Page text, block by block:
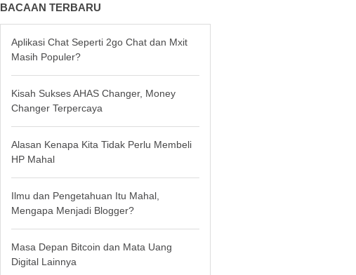
BACAAN TERBARU
Aplikasi Chat Seperti 2go Chat dan Mxit
Masih Populer?
Kisah Sukses AHAS Changer, Money
Changer Terpercaya
Alasan Kenapa Kita Tidak Perlu Membeli
HP Mahal
Ilmu dan Pengetahuan Itu Mahal,
Mengapa Menjadi Blogger?
Masa Depan Bitcoin dan Mata Uang
Digital Lainnya